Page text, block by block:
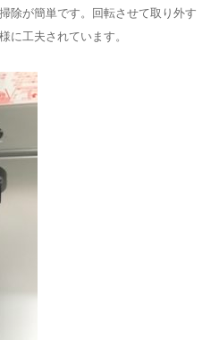
除が簡単です。回転させて取り外す
に工夫されています。